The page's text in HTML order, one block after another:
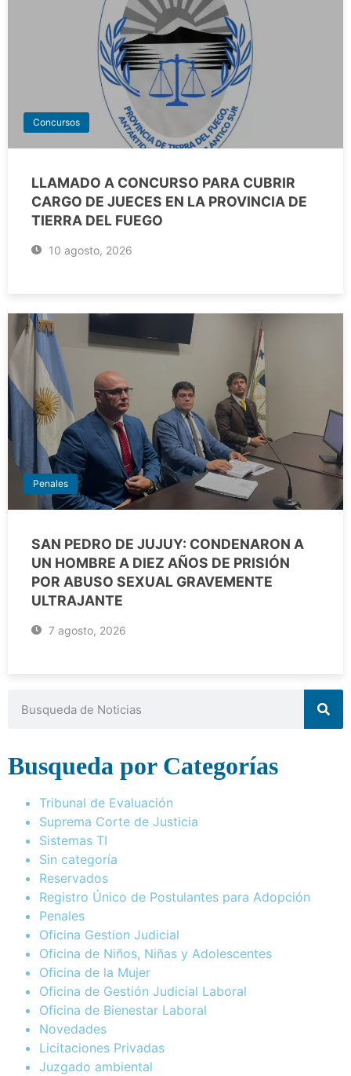
Concursos
LLAMADO A CONCURSO PARA CUBRIR
CARGO DE JUECES EN LA PROVINCIA DE
TIERRA DEL FUEGO
10 agosto, 2026
Penales
SAN PEDRO DE JUJUY: CONDENARON A
UN HOMBRE A DIEZ AÑOS DE PRISIÓN
POR ABUSO SEXUAL GRAVEMENTE
ULTRAJANTE
7 agosto, 2026
Busqueda por Categorías
Tribunal de Evaluación
Suprema Corte de Justicia
Sistemas TI
Sin categoría
Reservados
Registro Único de Postulantes para Adopción
Penales
Oficina Gestion Judicial
Oficina de Niños, Niñas y Adolescentes
Oficina de la Mujer
Oficina de Gestión Judicial Laboral
Oficina de Bienestar Laboral
Novedades
Licitaciones Privadas
Juzgado ambiental